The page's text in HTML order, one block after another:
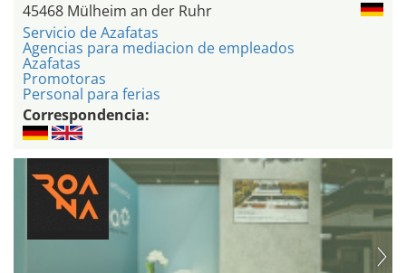
45468 Mülheim an der Ruhr
Servicio de Azafatas
Agencias para mediacion de empleados
Azafatas
Promotoras
Personal para ferias
Correspondencia: